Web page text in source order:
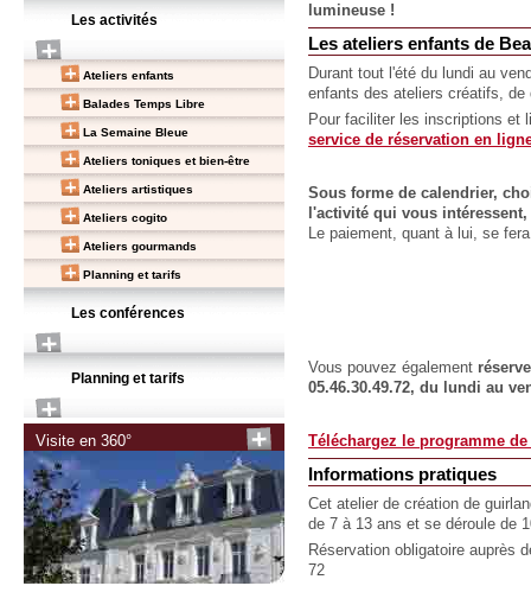
Les activités
Ateliers enfants
Balades Temps Libre
La Semaine Bleue
Ateliers toniques et bien-être
Ateliers artistiques
Ateliers cogito
Ateliers gourmands
Planning et tarifs
Les conférences
Planning et tarifs
Visite en 360°
lumineuse !
Les ateliers enfants de
Durant tout l'été du lundi au
enfants des ateliers créatifs,
Pour faciliter les inscriptions et
service de réservation en
Sous forme de calendrier,
l'activité qui vous
Le paiement, quant à lui, se
Vous pouvez également
05.46.30.49.72, du lundi au
Téléchargez le programme
Informations pratiques
Cet atelier de création de
de 7 à 13 ans et se déroule de
Réservation obligatoire auprès
72